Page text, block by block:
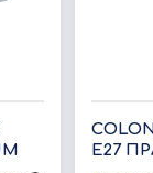
Ε27